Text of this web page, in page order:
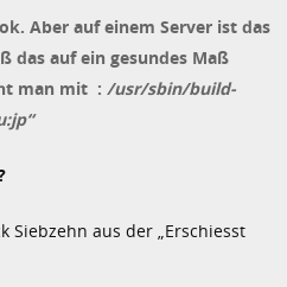
Aber auf einem Server ist das
das auf ein gesundes Maß
man mit :/usr/sbin/build-
Siebzehn aus der „Erschiesst